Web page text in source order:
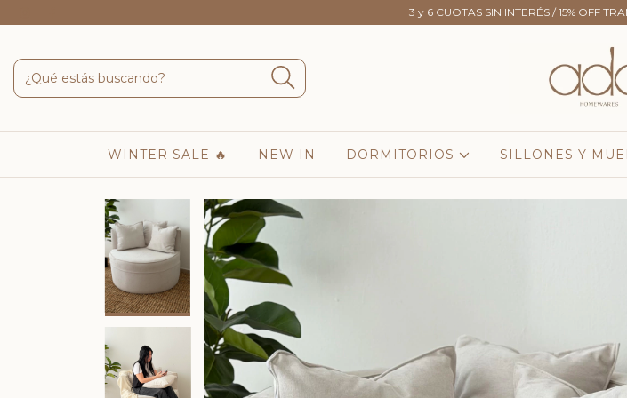
3 y 6 CUOTAS SIN INTERÉS / 15% OFF
WINTER SALE 🔥 NEW IN DORMITORIOS SILLONES Y